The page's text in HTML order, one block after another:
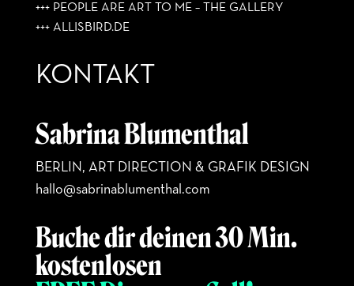
+++ PEOPLE ARE ART TO ME – THE GALLERY
+++ ALLISBIRD.DE
KONTAKT
Sabrina Blumenthal
BERLIN, ART DIRECTION & GRAFIK DESIGN
hallo@sabrinablumenthal.com
Buche dir deinen 30 Min.
kostenlosen